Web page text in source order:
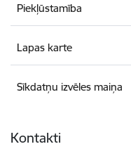
Piekļūstamība
Lapas karte
Sīkdatņu izvēles maiņa
Kontakti